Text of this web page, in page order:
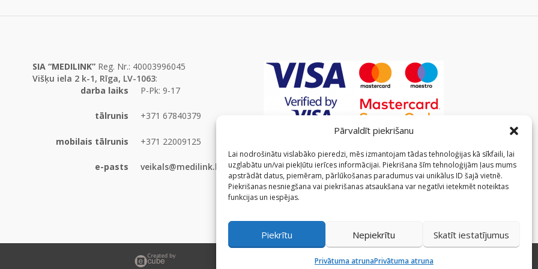
Pārvaldīt piekrišanu
Lai nodrošinātu vislabāko pieredzi, mēs izmantojam tādas tehnoloģijas kā sīkfaili, lai
uzglabātu un/vai piekļūtu ierīces informācijai. Piekrišana šīm tehnoloģijām ļaus mums
apstrādāt datus, piemēram, pārlūkošanas paradumus vai unikālus ID šajā vietnē.
Piekrišanas nesniegšana vai piekrišanas atsaukšana var negatīvi ietekmēt noteiktas
funkcijas un iespējas.
Piekrītu Nepiekrītu Skatīt iestatījumus
Privātuma atrunaPrivātuma atruna
SIA “MEDILINK” Reg. Nr.: 40003996045
Višķu iela 2 k-1, Rīga, LV-1063:
darba laiks
P-Pk: 9-17
tālrunis +371 67840379
mobilais tālrunis +371 22009125
e-pasts veikals@medilink.lv